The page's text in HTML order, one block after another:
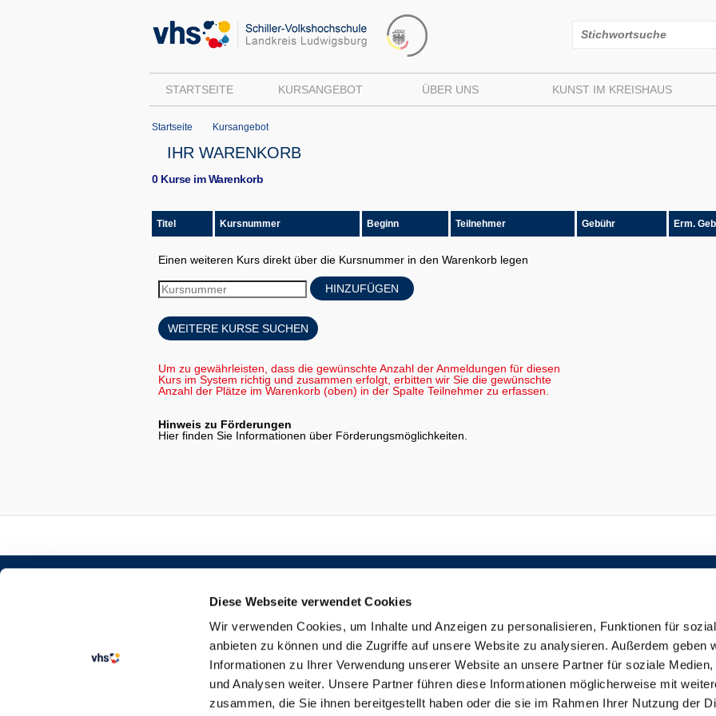
Diese Webseite verwendet Cookies
Wir verwenden Cookies, um Inhalte und Anzeigen zu personalisieren, Funktionen für
anbieten zu können und die Zugriffe auf unsere Website zu analysieren. Außerdem geben
Informationen zu Ihrer Verwendung unserer Website an unsere Partner für soziale Medien,
und Analysen weiter. Unsere Partner führen diese Informationen möglicherweise mit
zusammen, die Sie ihnen bereitgestellt haben oder die sie im Rahmen Ihrer Nutzung der
STARTSEITE KURSANGEBOT ÜBER UNS KUNST IM KREISHAUS
Startseite Kursangebot
IHR WARENKORB
0 Kurse im Warenkorb
Titel Kursnummer Beginn Teilnehmer Gebühr Erm.
Einen weiteren Kurs direkt über die Kursnummer in den Warenkorb legen
HINZUFÜGEN
WEITERE KURSE SUCHEN
Um zu gewährleisten, dass die gewünschte Anzahl der Anmeldungen für diesen
Kurs im System richtig und zusammen erfolgt, erbitten wir Sie die gewünschte
Anzahl der Plätze im Warenkorb (oben) in der Spalte Teilnehmer zu erfassen.
Hinweis zu Förderungen
Hier finden Sie Informationen über Förderungsmöglichkeiten
SEMESTERKALENDER
VERTRAG WIDERRUFEN
VERTRETER-INFORMATIONS-SYSTEM
KONTAKT
BARRIEREFREIHEITSERKLÄRUNG